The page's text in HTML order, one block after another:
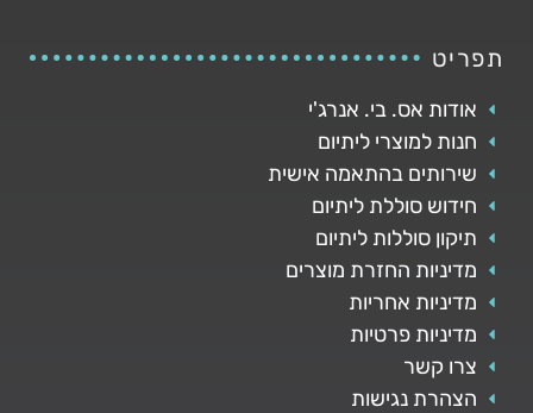
תפריט
אודות אס. בי. אנרג'י
חנות למוצרי ליתיום
שירותים בהתאמה אישית
חידוש סוללת ליתיום
תיקון סוללות ליתיום
מדיניות החזרת מוצרים
מדיניות אחריות
מדיניות פרטיות
צרו קשר
הצהרת נגישות